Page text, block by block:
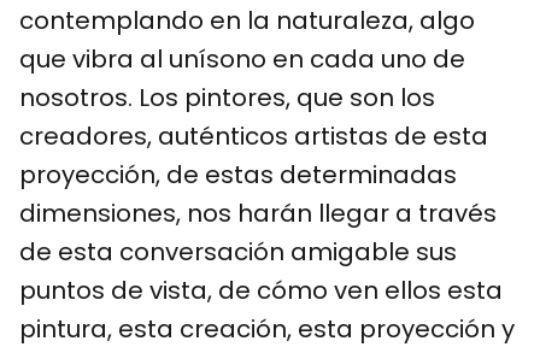
contemplando en la naturaleza, algo
que vibra al unísono en cada uno de
nosotros. Los pintores, que son los
creadores, auténticos artistas de esta
proyección, de estas determinadas
dimensiones, nos harán llegar a través
de esta conversación amigable sus
puntos de vista, de cómo ven ellos esta
pintura, esta creación, esta proyección y